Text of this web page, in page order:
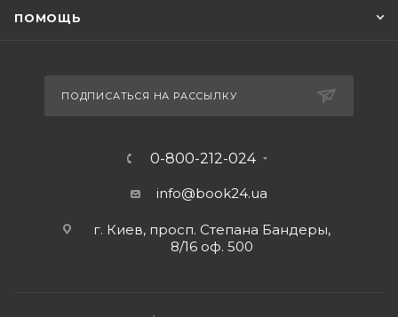
ПОМОЩЬ
ПОДПИСАТЬСЯ НА РАССЫЛКУ
0-800-212-024
info@book24.ua
г. Киев, просп. Степана Бандеры,
8/16 оф. 500